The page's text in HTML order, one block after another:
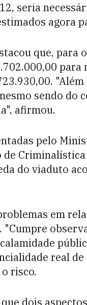
seria
agora
que, para
sendo do
afirmou.
pelo
Criminalística
do viaduto
em
real
risco.
dois